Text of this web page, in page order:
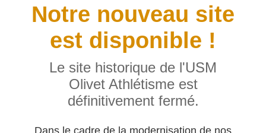
Notre nouveau site
est disponible !
Le site historique de l'USM
Olivet Athlétisme est
définitivement fermé.
Dans le cadre de la modernisation de nos